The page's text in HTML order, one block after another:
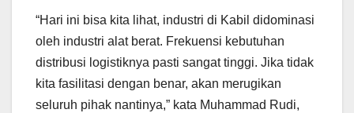
“Hari ini bisa kita lihat, industri di Kabil didominasi
oleh industri alat berat. Frekuensi kebutuhan
distribusi logistiknya pasti sangat tinggi. Jika tidak
kita fasilitasi dengan benar, akan merugikan
seluruh pihak nantinya,” kata Muhammad Rudi,